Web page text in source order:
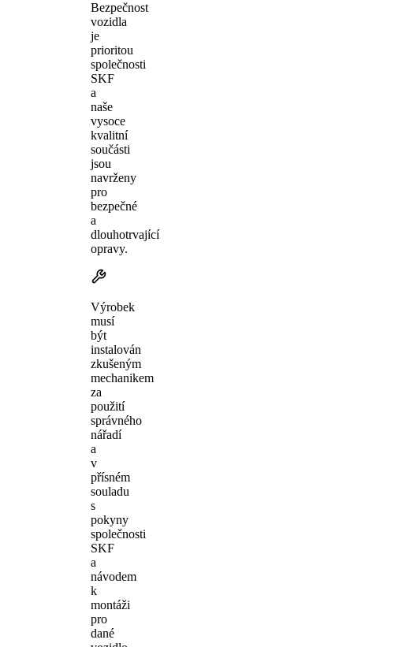
Bezpečnost
vozidla
je
prioritou
společnosti
SKF
a
naše
vysoce
kvalitní
součásti
jsou
navrženy
pro
bezpečné
a
dlouhotrvající
opravy.
Výrobek
musí
být
instalován
zkušeným
mechanikem
za
použití
správného
nářadí
a
v
přísném
souladu
s
pokyny
společnosti
SKF
a
návodem
k
montáži
pro
dané